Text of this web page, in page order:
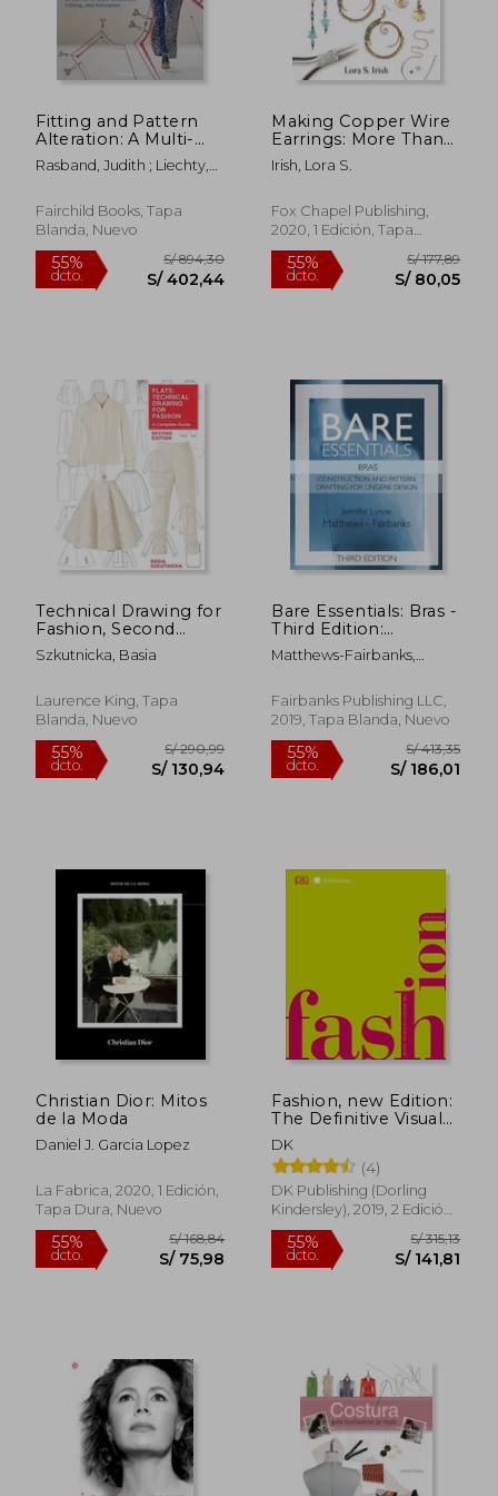
dcto. S/ 101,61 dcto. S/
dcto.
S/
S/
Fitting and Pattern
Alteration: A Multi-
Method Approach to
the Art of Style
Alteration (en Inglés)
Rasband, Judith ; Liechty,
Steineckert, Della
Fairchild Books, Tapa
Blanda, Nuevo
55%
dcto.
S/ 894,30
S/ 402,44
Making Copper Wire
Earrings: More Than
100 Wire Wrapped
Designs (en Inglés)
Irish, Lora S.
Fox Chapel Publishing,
2020, 1 Edición, Tapa
Blanda, Nuevo
55%
dcto.
Technical Drawing for
Fashion, Second
Edition: A Complete
Guide (en Inglés)
Szkutnicka, Basia
Laurence King, Tapa
Blanda, Nuevo
Bare Essentials: Bras -
Third Edition:
Construction and
Pattern Drafting for
(en Inglés)
Matthews-Fairbanks,
Fairbanks Publishing LLC,
2019, Tapa Blanda, Nuevo
Christian Dior: Mitos
de la Moda
Daniel J. Garcia Lopez
La Fabrica, 2020, 1 Edición,
Tapa Dura, Nuevo
Fashion, new Edition:
The Definitive Visual
Guide (Smithsonian)
(en Inglés)
DK
(4)
DK Publishing (Dorling
Kindersley), 2019, 2 Edición,
Tapa Dura, Nuevo